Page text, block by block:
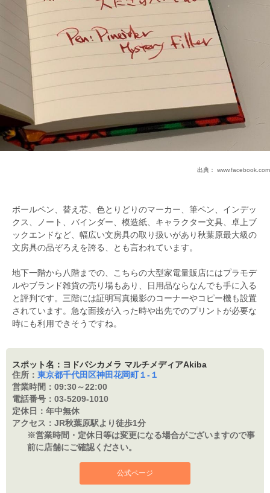
出典： www.facebook.com
ボールペン、替え芯、色とりどりのマーカー、筆ペン、インデッ
クス、ノート、バインダー、模造紙、キャラクター文具、卓上ブ
ックエンドなど、幅広い文房具の取り扱いがあり秋葉原最大級の
文房具の品ぞろえを誇る、とも言われています。
地下一階から八階までの、こちらの大型家電量販店にはプラモデ
ルやブランド雑貨の売り場もあり、日用品ならなんでも手に入る
と評判です。三階には証明写真撮影のコーナーやコピー機も設置
されています。急な面接が入った時や出先でのプリントが必要な
時にも利用できそうですね。
スポット名：ヨドバシカメラ マルチメディアAkiba
住所： 東京都千代田区神田花岡町１-１
営業時間： 09:30～22:00
電話番号： 03-5209-1010
定休日： 年中無休
アクセス： JR秋葉原駅より徒歩1分
※営業時間・定休日等は変更になる場合がございますので事
前に店舗にご確認ください。
公式ページ